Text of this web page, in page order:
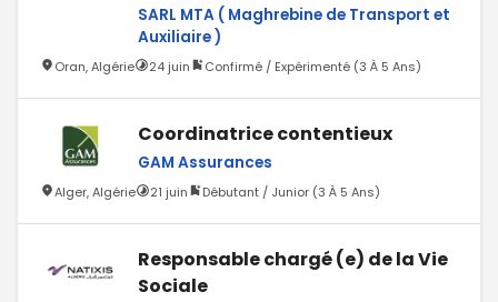
SARL MTA ( Maghrebine de Transport et
Auxiliaire )
Oran, Algérie 24 juin Confirmé / Expérimenté (3 À 5 Ans)
Coordinatrice contentieux
GAM Assurances
Alger, Algérie 21 juin Débutant / Junior (3 À 5 Ans)
Responsable chargé (e) de la Vie
Sociale